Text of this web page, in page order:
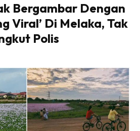
Bergambar Dengan
Viral’ Di Melaka, Tak
Polis